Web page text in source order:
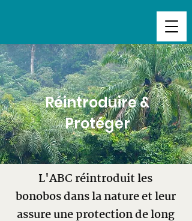
Réintroduire &
Protéger
L'ABC réintroduit les
bonobos dans la nature et leur
assure une protection de long